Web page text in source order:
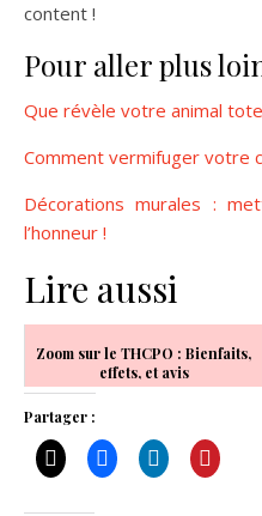
content !
Pour aller plus
Que révèle votre animal
Comment vermifuger votre
Décorations murales :
l’honneur !
Lire aussi
Zoom sur le THCPO : Bienfaits,
effets, et avis
Partager :